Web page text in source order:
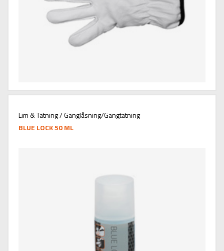
Lim & Tätning / Gänglåsning/Gängtätning
BLUE LOCK 50 ML